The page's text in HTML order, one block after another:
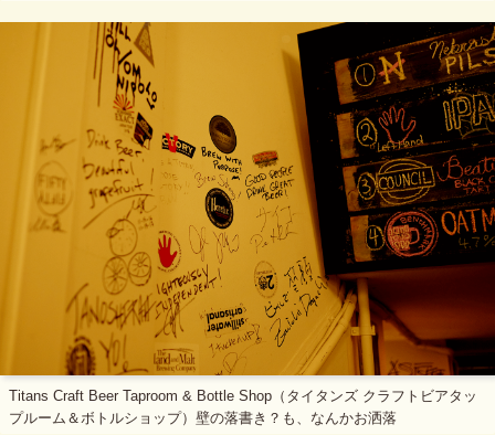
Titans Craft Beer Taproom & Bottle Shop（タイタンズ クラフトビアタッ
プルーム＆ボトルショップ）壁の落書き？も、なんかお洒落